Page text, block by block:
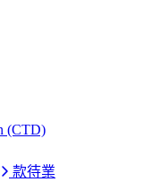
(CTD)
款待業